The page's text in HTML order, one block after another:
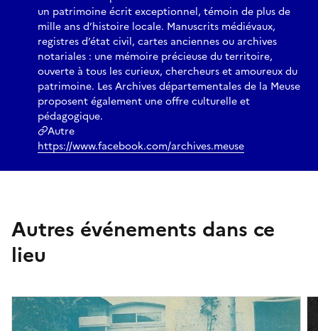
un patrimoine écrit exceptionnel, témoin de plus de
mille ans d’histoire locale. Manuscrits médiévaux,
registres d’état civil, cartes anciennes ou archives
notariales : une mémoire précieuse du territoire,
ouverte à tous les curieux, chercheurs et amoureux du
patrimoine. Les Archives départementales de la Meuse
proposent également une offre culturelle et
pédagogique.
Autre
https://www.facebook.com/archives.meuse
Autres événements dans ce
lieu